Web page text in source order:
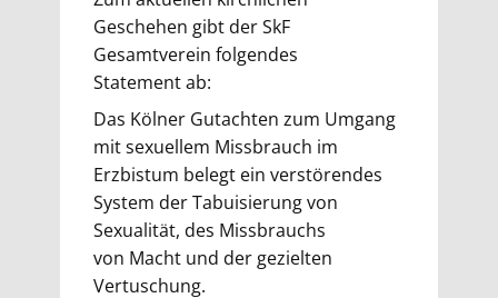
Geschehen gibt der SkF
Gesamtverein folgendes
Statement ab:
Das Kölner Gutachten zum Umgang
mit sexuellem Missbrauch im
Erzbistum belegt ein verstörendes
System der Tabuisierung von
Sexualität, des Missbrauchs
von Macht und der gezielten
Vertuschung.